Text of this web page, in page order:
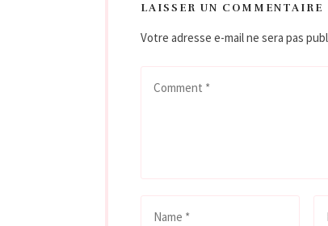
LAISSER UN COMMENTAIRE
Votre adresse e-mail ne sera pas